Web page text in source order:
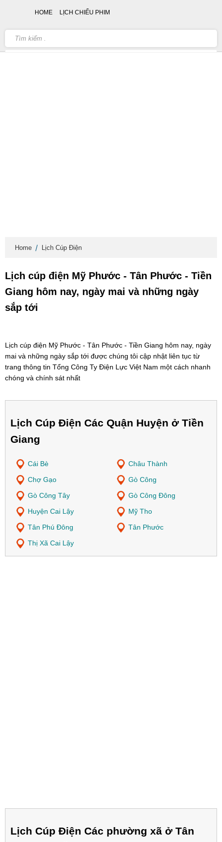
Home Lịch Cúp Điện
Lịch cúp điện Mỹ Phước - Tân Phước - Tiền
Giang hôm nay, ngày mai và những ngày
sắp tới
Lịch cúp điện Mỹ Phước - Tân Phước - Tiền Giang hôm nay, ngày
mai và những ngày sắp tới được chúng tôi cập nhật liên tục từ
trang thông tin Tổng Công Ty Điện Lực Việt Nam một cách nhanh
chóng và chính sát nhất
Lịch Cúp Điện Các Quận Huyện ở Tiền
Giang
Cái Bè
Châu Thành
Chợ Gạo
Gò Công
Gò Công Tây
Gò Công Đông
Huyện Cai Lậy
Mỹ Tho
Tân Phú Đông
Tân Phước
Thị Xã Cai Lậy
Lịch Cúp Điện Các phường xã ở Tân
HOME LỊCH CHIẾU PHIM